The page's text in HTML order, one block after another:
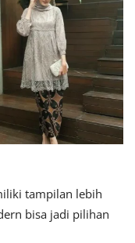
tampilan lebih
bisa jadi pilihan